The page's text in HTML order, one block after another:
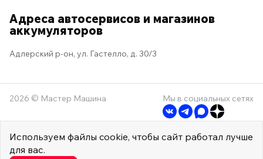
Адреса автосервисов и магазинов
аккумуляторов
Адлерский р-он, ул. Гастелло, д. 30/3
2026 © Мастер Машина Мы в социальных сетях
Используем файлы cookie, чтобы сайт работал лучше
для вас.